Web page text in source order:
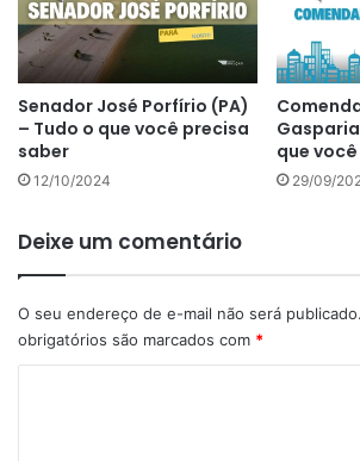
Senador José Porfírio (PA)
– Tudo o que você precisa
saber
12/10/2024
que
29/09/
Deixe um comentário
O seu endereço de e-mail não será publicado.
obrigatórios são marcados com *